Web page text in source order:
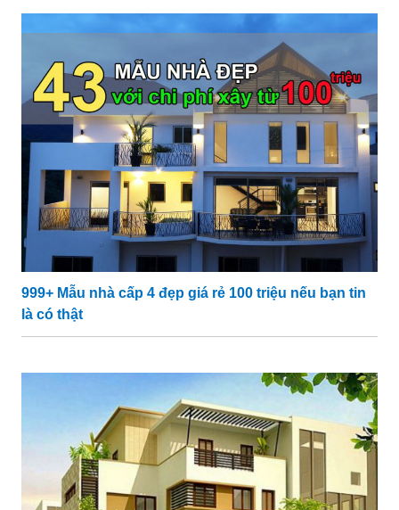
999+ Mẫu nhà cấp 4 đẹp giá rẻ 100 triệu nếu bạn tin
là có thật